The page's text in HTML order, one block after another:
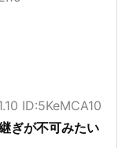
ID:5KeMCA10
ぎが不可みたい